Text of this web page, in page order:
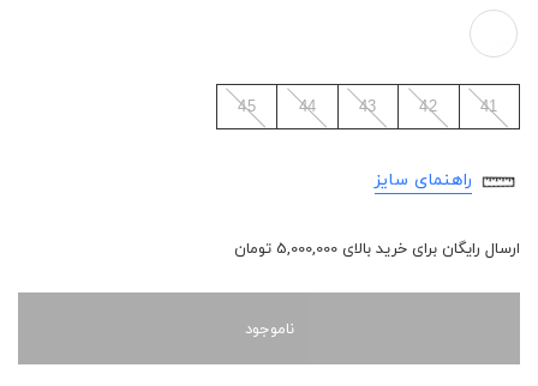
41
42
43
44
45
راهنمای سایز
ارسال رایگان برای خرید بالای 5,000,000 تومان
ناموجود